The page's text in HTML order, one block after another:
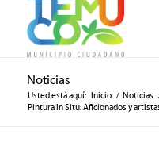
Noticias
Usted está aquí: Inicio / Noticias
Pintura In Situ: Aficionados y